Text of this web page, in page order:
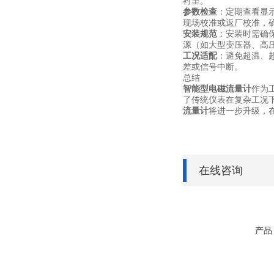
参数检查 ：定期查看
现场校准或返厂校准，
安装规范 ：安装时需
源（如大型变压器、高
工况适配：避免超温、
差或信号中断。
总结
智能型电磁流量计作为
了传统仪表在复杂工况
流量计将进一步升级，
在线咨询
产品